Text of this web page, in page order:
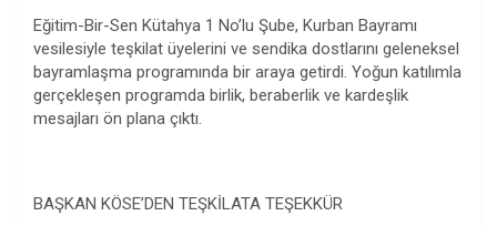
Eğitim-Bir-Sen Kütahya 1 No’lu Şube, Kurban Bayramı
vesilesiyle teşkilat üyelerini ve sendika dostlarını geleneksel
bayramlaşma programında bir araya getirdi. Yoğun katılımla
gerçekleşen programda birlik, beraberlik ve kardeşlik
mesajları ön plana çıktı.
BAŞKAN KÖSE’DEN TEŞKİLATA TEŞEKKÜR